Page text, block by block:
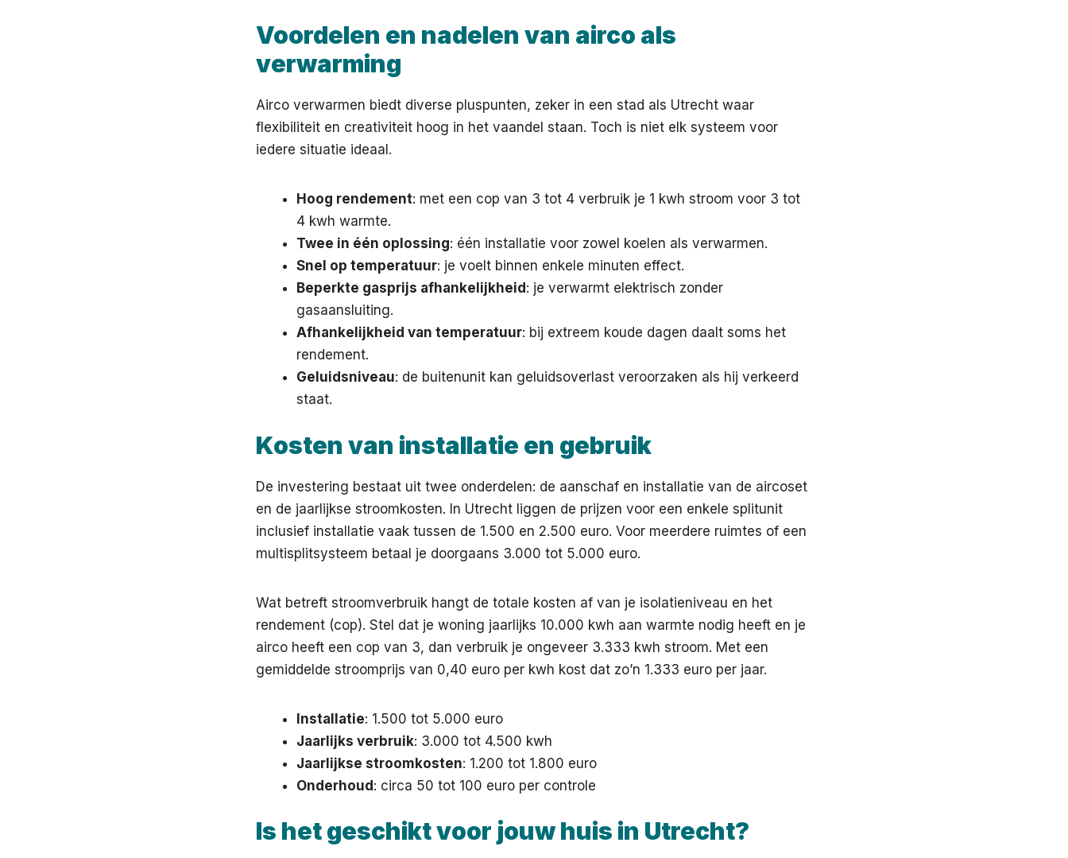
Voordelen en nadelen van airco als
verwarming
Airco verwarmen biedt diverse pluspunten, zeker in een stad als Utrecht waar
flexibiliteit en creativiteit hoog in het vaandel staan. Toch is niet elk systeem voor
iedere situatie ideaal.
Hoog rendement: met een cop van 3 tot 4 verbruik je 1 kwh stroom voor 3 tot
4 kwh warmte.
Twee in één oplossing: één installatie voor zowel koelen als verwarmen.
Snel op temperatuur: je voelt binnen enkele minuten effect.
Beperkte gasprijs afhankelijkheid : je verwarmt elektrisch zonder
gasaansluiting.
Afhankelijkheid van temperatuur: bij extreem koude dagen daalt soms het
rendement.
Geluidsniveau: de buitenunit kan geluidsoverlast veroorzaken als hij verkeerd
staat.
Kosten van installatie en gebruik
De investering bestaat uit twee onderdelen: de aanschaf en installatie van de aircoset
en de jaarlijkse stroomkosten. In Utrecht liggen de prijzen voor een enkele splitunit
inclusief installatie vaak tussen de 1.500 en 2.500 euro. Voor meerdere ruimtes of een
multisplitsysteem betaal je doorgaans 3.000 tot 5.000 euro.
Wat betreft stroomverbruik hangt de totale kosten af van je isolatieniveau en het
rendement (cop). Stel dat je woning jaarlijks 10.000 kwh aan warmte nodig heeft en je
airco heeft een cop van 3, dan verbruik je ongeveer 3.333 kwh stroom. Met een
gemiddelde stroomprijs van 0,40 euro per kwh kost dat zo’n 1.333 euro per jaar.
Installatie: 1.500 tot 5.000 euro
Jaarlijks verbruik: 3.000 tot 4.500 kwh
Jaarlijkse stroomkosten: 1.200 tot 1.800 euro
Onderhoud: circa 50 tot 100 euro per controle
Is het geschikt voor jouw huis in Utrecht?